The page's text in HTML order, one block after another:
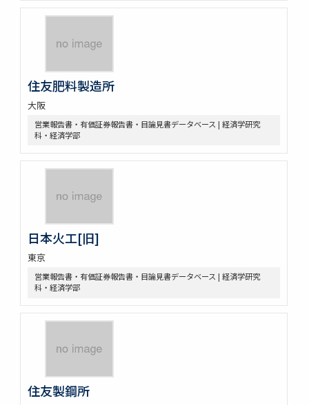
住友肥料製造所
大阪
営業報告書・有価証券報告書・目論見書データベース | 経済学研究
科・経済学部
日本火工[旧]
東京
営業報告書・有価証券報告書・目論見書データベース | 経済学研究
科・経済学部
住友製鋼所